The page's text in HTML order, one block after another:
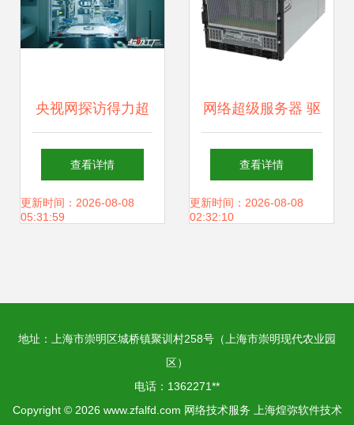
央视网探访得力超
级工厂 打印机“中
国芯”突围，科创实
查看详情
更新时间：2026-08-08
05:31:59
网络超级服务器 驱
动数字未来的核心
引擎
查看详情
更新时间：2026-08-08
02:32:10
地址：上海市崇明区城桥镇聚训村258号（上海市崇明现代农业园
区）
电话：1362271**
Copyright © 2026 www.zfalfd.com 网络技术服务 上海煌弥软件技术